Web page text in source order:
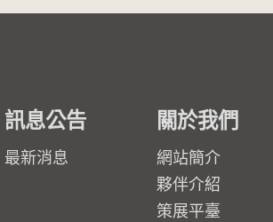
訊息公告
最新消息
關於我們
網站簡介
夥伴介紹
策展平臺